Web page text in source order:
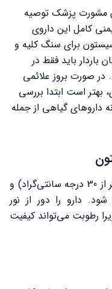
مشورت پزشک توصیه
کامل این داروی
برای سنگ کلیه و
باردار باید فقط در
در صورت بروز علائمی
بهتر است ابتدا بررسی
داروهای گیاهی از جمله
قرص سیستون باید در دمای اتاق (کمتر از 30 درجه سانتی‌گراد) و
دارو را دور از نور
رطوبت می‌تواند کیفیت